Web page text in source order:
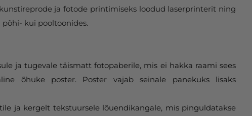
ja fotode printimiseks loodud laserprinterit ning
kui pooltoonides.
ja tugevale täismatt fotopaberile, mis ei hakka raami sees
õhuke poster. Poster vajab seinale panekuks lisaks
ja kergelt tekstuursele lõuendikangale, mis pinguldatakse